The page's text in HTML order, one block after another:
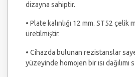
dizayna sahiptir.
• Plate kalınlığı 12 mm. ST52 çelik
üretilmiştir.
• Cihazda bulunan rezistanslar
yüzeyinde homojen bir ısı dağılımı